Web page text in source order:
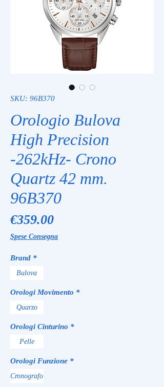
SKU: 96B370
Orologio Bulova
High Precision
-262kHz- Crono
Quartz 42 mm.
96B370
€359.00Price
Spese Consegna
Brand *
Bulova
Orologi Movimento *
Quarzo
Orologi Cinturino *
Pelle
Orologi Funzione *
Cronografo